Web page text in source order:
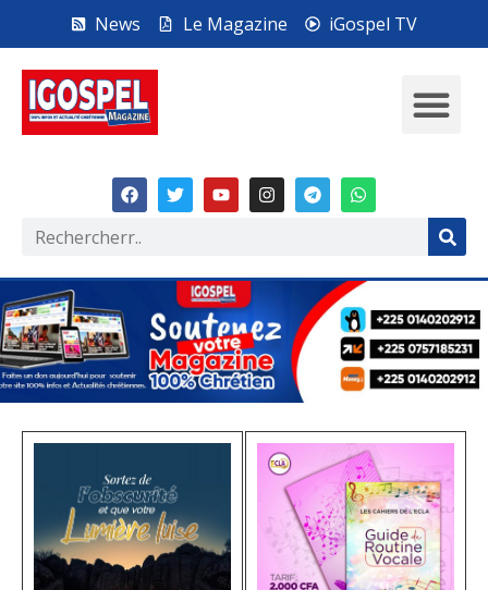
News Le Magazine iGospel TV